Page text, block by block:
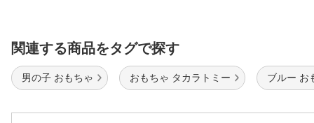
関連する商品をタグで探す
男の子 おもちゃ おもちゃ タカラトミー ブルー お